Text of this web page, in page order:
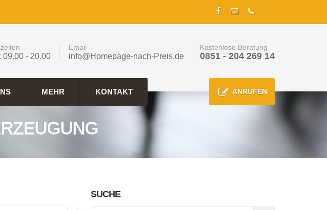
09.00 - 20.00
Email
info@Homepage-nach-Preis.de
Kostenlose Beratung
0851 - 204 269 14
MEHR KONTAKT ANRUFEN
SUCHE